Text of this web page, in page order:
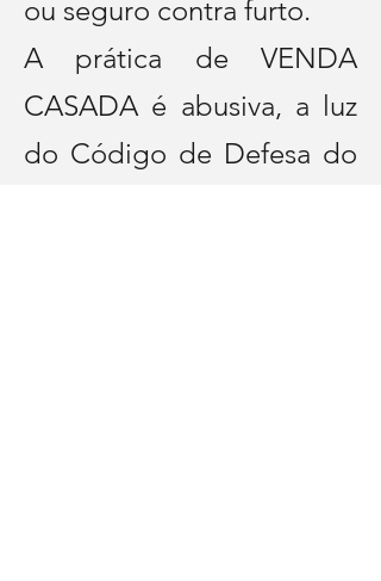
ou seguro contra furto.
A prática de VENDA
CASADAé abusiva, a luz
do Código de Defesa do